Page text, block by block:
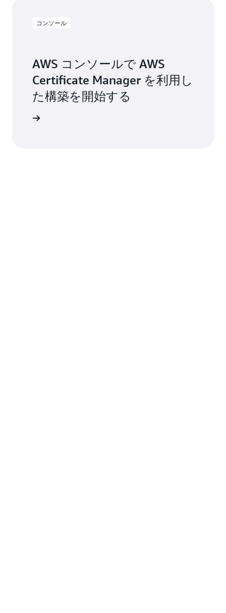
コンソール
AWS コンソールで AWS
Certificate Manager を利用し
た構築を開始する